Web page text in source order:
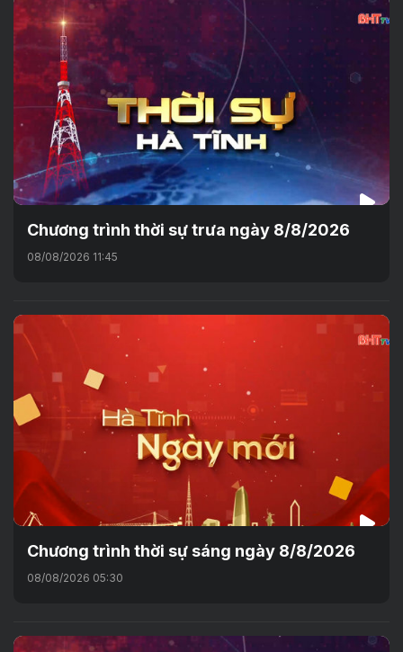
Chương trình thời sự trưa ngày 8/8/2026
08/08/2026 11:45
Chương trình thời sự sáng ngày 8/8/2026
08/08/2026 05:30